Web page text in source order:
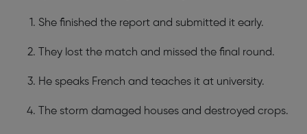
She finished the report and submitted it early.
They lost the match and missed the final round.
He speaks French and teaches it at university.
The storm damaged houses and destroyed crops.